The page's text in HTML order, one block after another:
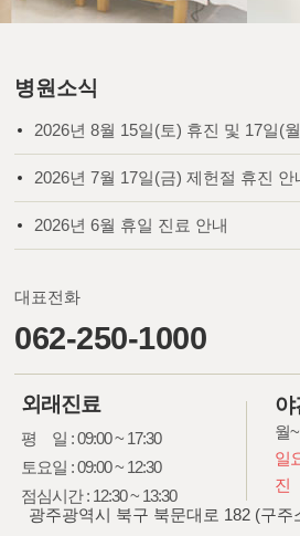
병원소식
2026년 8월 15일(토) 휴진 및 17일(월) 오
2026년 7월 17일(금) 제헌절 휴진 안
2026년 6월 휴일 진료 안내
대표전화
062-250-1000
외래진료
평 일 : 09:00 ~ 17:30
토요일 : 09:00 ~ 12:30
점심시간 : 12:30 ~ 13:30
야
월
일
진
광주광역시 북구 북문대로 182 (구주